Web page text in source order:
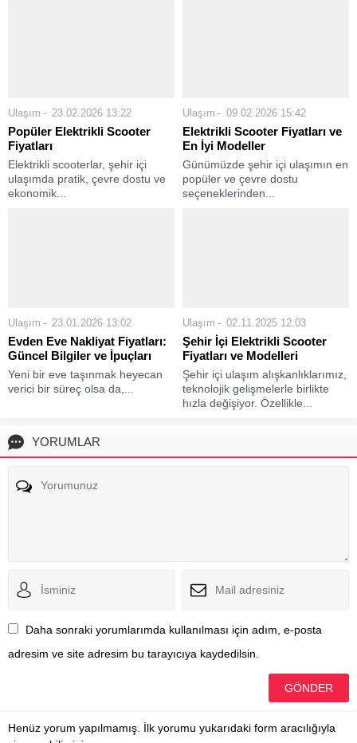
Ulaşım 23.02.2026 13:22
Popüler Elektrikli Scooter
Fiyatları
Elektrikli scooterlar, şehir içi
ulaşımda pratik, çevre dostu ve
ekonomik...
Ulaşım 09.02.2026 15:42
Elektrikli Scooter Fiyatları ve
En İyi Modeller
Günümüzde şehir içi ulaşımın en
popüler ve çevre dostu
seçeneklerinden...
Ulaşım 23.01.2026 13:02
Evden Eve Nakliyat Fiyatları:
Güncel Bilgiler ve İpuçları
Yeni bir eve taşınmak heyecan
verici bir süreç olsa da,...
Ulaşım 02.11.2025 12:03
Şehir İçi Elektrikli Scooter
Fiyatları ve Modelleri
Şehir içi ulaşım alışkanlıklarımız,
teknolojik gelişmelerle birlikte
hızla değişiyor. Özellikle...
YORUMLAR
Daha sonraki yorumlarımda kullanılması için adım, e-posta
adresim ve site adresim bu tarayıcıya kaydedilsin.
Henüz yorum yapılmamış. İlk yorumu yukarıdaki form aracılığıyla